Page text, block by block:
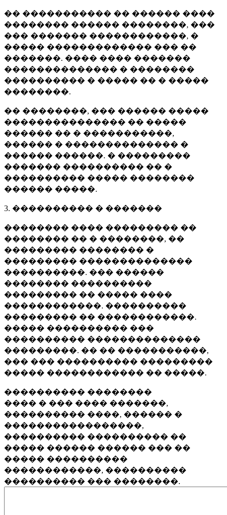
�� ����������� �� ������ ����
�������� ������ ��������, ���
��� ������� ������������, �
����� ������������� ��� ��
�������. ���� ���� �������
�������������� � ��������
���������� � ����� �� � �����
��������.
�� ��������, ��� ������ �����
��������������� �� �����
������ �� � �����������,
������ � �������������� �
������ ������. � ���������
������� ���������� �� �
���������� ����� ��������
������ �����.
3. ���������� � �������
�������� ���� ��������� ��
�������� �� � ��������, ��
��������� �������� �
��������� ��������������
����������. ��� ������
�������� ����������
��������� �� ����� ����
������������. ����������
��������� �� ������������.
����� ���������� ���
���������� ��������������
���������. �� �� �����������,
��� ��� ���������� ���������
����� ������������ �� �����.
���������� ��������
���� � ��� ���� �������,
���������� ����, ������ �
�����������������,
���������� ���������� ��
����� ������ ������ ��� ��
����� ����������
������������, ����������
���������� ��� ��������.